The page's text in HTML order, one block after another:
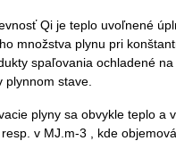
Qi je teplo uvoľnené
množstva plynu pri
spaľovania ochladené
plynnom stave.
plyny sa obvykle teplo a
v MJ.m-3 , kde